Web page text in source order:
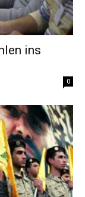
ins
0